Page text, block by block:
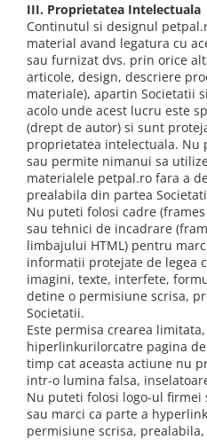
Perii & Piepteni
Accesorii Câini
Culcușuri & Saltele Câini
Castroane și Adapatori
Cuști și Genți
Zgărzi, Lese & Hamuri
Jucării Câini
Haine Câini
Accesorii Pisici
Culcușuri & Saltele Pisici
Ansambluri Pisici
Castroane & Adapatori Pisici
Cuști & Genți Pisici
Litiere Pisici
Jucării Pisici
Zgărzi & Hamuri
III. Proprietatea Intelectuala
Continutul si designul
material avand legatura cu
sau furnizat dvs. prin orice
articole, design, descriere
materiale), apartin Societatii
acolo unde acest lucru este
(drept de autor) si sunt
proprietatea intelectuala.
sau permite nimanui sa
materialele petpal.ro fara a
prealabila din partea
Nu puteti folosi cadre
sau tehnici de incadrare
limbajului HTML) pentru
informatii protejate de legea
imagini, texte, interfete,
detine o permisiune scrisa,
Societatii.
Este permisa crearea
hiperlinkurilorcatre pagina
timp cat aceasta actiune nu
intr-o lumina falsa,
Nu puteti folosi logo-ul
sau marci ca parte a
permisiune scrisa,